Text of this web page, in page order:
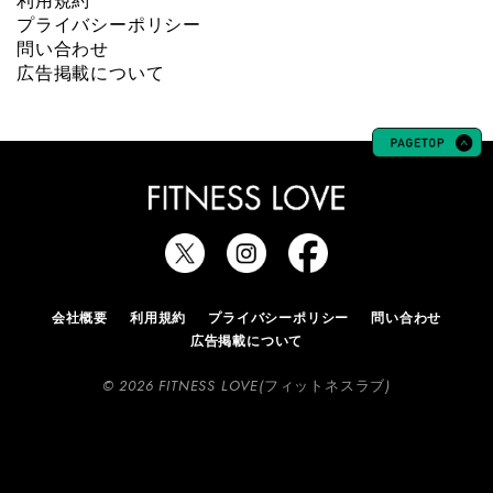
プライバシーポリシー
問い合わせ
広告掲載について
会社概要 利用規約 プライバシーポリシー
問い合わせ
広告掲載について
© 2026 FITNESS LOVE(フィットネスラブ)